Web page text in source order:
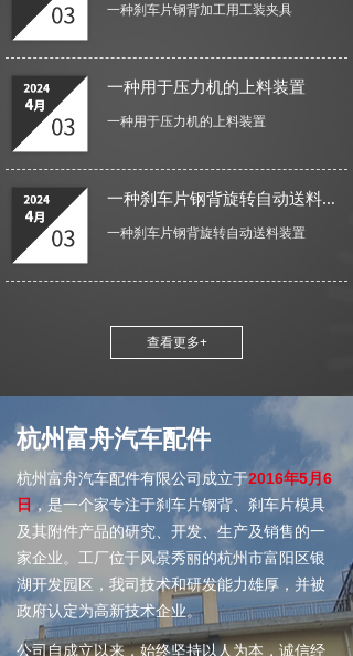
富舟汽车配件有限公司已取得良好的成绩, 并完
成多个项目的主机配套服务，也愿成为您最可
信赖的长期合作伙伴。
杭州富舟汽车配件
杭州富舟汽车配件有限公司成立于2016年5月6
日，是一个家专注于刹车片钢背、刹车片模具
及其附件产品的研究、开发、生产及销售的一
家企业。工厂位于风景秀丽的杭州市富阳区银
湖开发园区，我司技术和研发能力雄厚，并被
政府认定为高新技术企业。
公司自成立以来，始终坚持以人为本，诚信经
一种刹车片钢背加工用工装夹具
一种用于压力机的上料装置
一种用于压力机的上料装置
一种刹车片钢背旋转自动送料装置
一种刹车片钢背旋转自动送料装置
查看更多+